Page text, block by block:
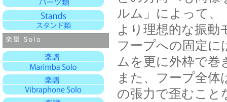
ルム」によって、
より理想的な振動
フープへの固定に
ムを更に外枠で巻
また、フープ全
の張力で歪むこと